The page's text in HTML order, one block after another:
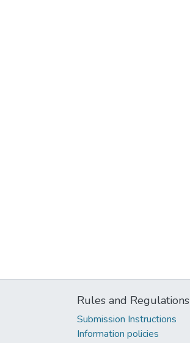
Rules and Regulations
Submission Instructions
Information policies